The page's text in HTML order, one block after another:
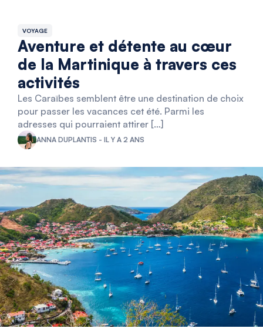
VOYAGE
Aventure et détente au cœur
de la Martinique à travers ces
activités
Les Caraïbes semblent être une destination de choix
pour passer les vacances cet été. Parmi les
adresses qui pourraient attirer […]
ANNA DUPLANTIS - IL Y A 2 ANS